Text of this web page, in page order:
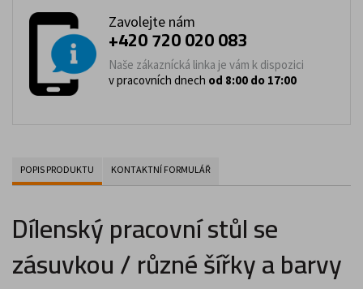
Zavolejte nám
+420 720 020 083
Naše zákaznícká linka je vám k dispozici
v pracovních dnech od 8:00 do 17:00
POPIS PRODUKTU KONTAKTNÍ FORMULÁŘ
Dílenský pracovní stůl se
zásuvkou / různé šířky a barvy